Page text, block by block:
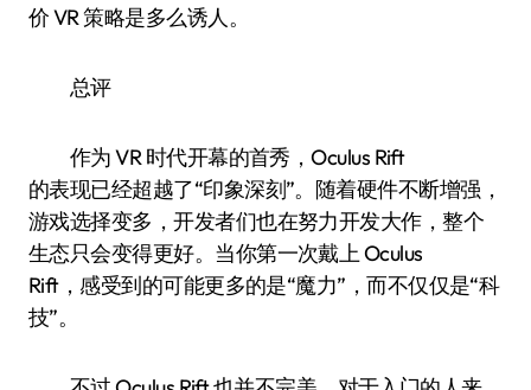
价 VR 策略是多么诱人。
总评
作为 VR 时代开幕的首秀，Oculus Rift
的表现已经超越了“印象深刻”。随着硬件不断增强，
游戏选择变多，开发者们也在努力开发大作，整个
生态只会变得更好。当你第一次戴上 Oculus
Rift，感受到的可能更多的是“魔力”，而不仅仅是“科
技”。